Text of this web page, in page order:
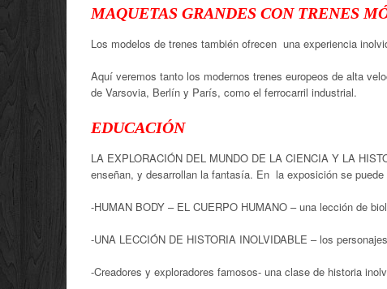
MAQUETAS GRANDES CON TRENES
Los modelos de trenes también ofrecen una experiencia
Aquí veremos tanto los modernos trenes europeos de alta
de Varsovia, Berlín y París, como el ferrocarril industrial.
EDUCACIÓN
LA EXPLORACIÓN DEL MUNDO DE LA CIENCIA Y LA
enseñan, y desarrollan la fantasía. En la exposición se
-HUMAN BODY – EL CUERPO HUMANO – una lección de
-UNA LECCIÓN DE HISTORIA INOLVIDABLE – los
-Creadores y exploradores famosos- una clase de historia